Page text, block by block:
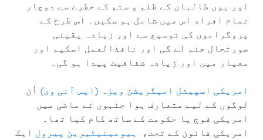
اور یوں طالبان کے ظلم و ستم کے خطرے سے دوچار
تمام افراد اس میں شامل ہو سکیں۔ اس طرح کے
پروگراموں کی توسیع سے اور زیادہ یقینی
صورتحال جنم لے گی اور نافذالعمل اسکیم اور
معیار میں اور زیادہ شفافیت پیدا ہو گی۔
امریکی اسپیشل امیگریشن ویزہ (ایس آئی وی) اُن
لوگوں کے لیے متعارف ہوا جنہوں نے ماضی میں
امریکی فوج یا حکومت کے ساتھ کام کیا تھا۔
امریکی قانون کے تحت،
ہیومینیٹیرین پیرول ایک